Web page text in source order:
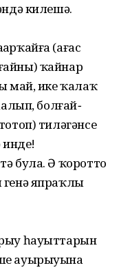
килешә.
(ағас
ҡайнар
май, ике ҡалаҡ
болғай-
тиләгәнсе
инде!
була. Ә ҡоротто
япраҡлы
һауыттарын
ауырыуына